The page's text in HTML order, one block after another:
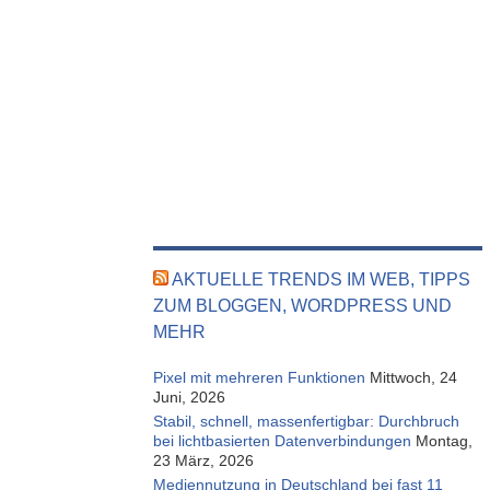
AKTUELLE TRENDS IM WEB, TIPPS
ZUM BLOGGEN, WORDPRESS UND
MEHR
Pixel mit mehreren Funktionen Mittwoch, 24
Juni, 2026
Stabil, schnell, massenfertigbar: Durchbruch
bei lichtbasierten Datenverbindungen Montag,
23 März, 2026
Mediennutzung in Deutschland bei fast 11